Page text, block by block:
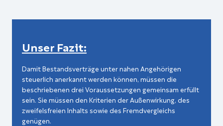
Unser Fazit:
Damit Bestandsverträge unter nahen Angehörigen
steuerlich anerkannt werden können, müssen die
beschriebenen drei Voraussetzungen gemeinsam erfüllt
sein. Sie müssen den Kriterien der Außenwirkung, des
zweifelsfreien Inhalts sowie des Fremdvergleichs
genügen.